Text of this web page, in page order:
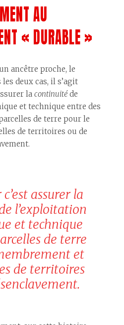
AU
« DURABLE »
ancêtre proche, le
deux cas, il s’agit
lacontinuitéde
et technique entre des
de terre pour le
de territoires ou de
assurer la
l’exploitation
et technique
de terre
et
de territoires